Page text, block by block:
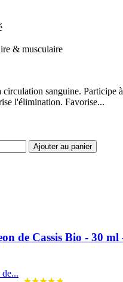
& musculaire
sanguine. Participe
l'élimination. Favorise...
Ajouter au panier
de Cassis Bio - 30 ml